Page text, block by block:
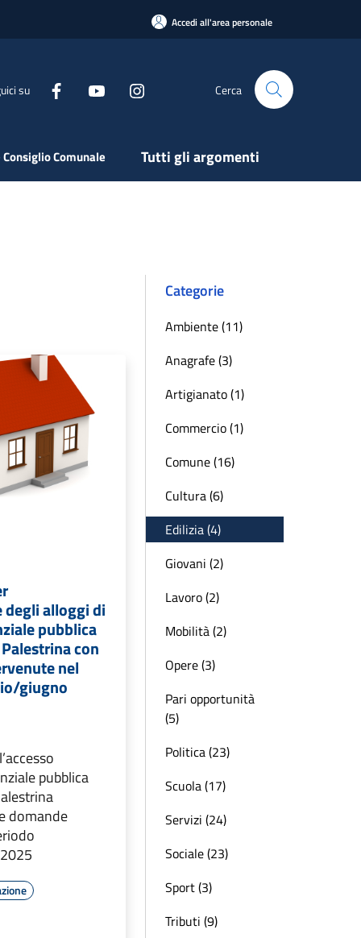
Accedi all'area personale
su Cerca
Comunale Tutti gli argomenti
degli alloggi di
pubblica
con
nel
giugno
pubblica
domande
Categorie
Ambiente (11)
Anagrafe (3)
Artigianato (1)
Commercio (1)
Comune (16)
Cultura (6)
Edilizia (4)
Giovani (2)
Lavoro (2)
Mobilità (2)
Opere (3)
Pari opportunità
(5)
Politica (23)
Scuola (17)
Servizi (24)
Sociale (23)
Sport (3)
Tributi (9)